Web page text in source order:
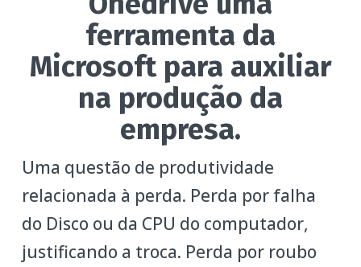
ferramenta da
Microsoft para auxiliar
na produção da
empresa.
Uma questão de produtividade
relacionada à perda. Perda por falha
do Disco ou da CPU do computador,
justificando a troca. Perda por roubo